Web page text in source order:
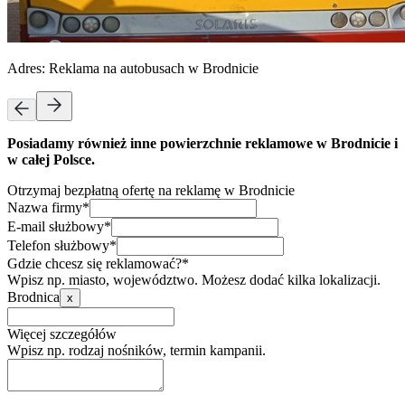
Adres: Reklama na autobusach w Brodnicie
Posiadamy również inne powierzchnie reklamowe w Brodnicie i
w całej Polsce.
Otrzymaj bezpłatną ofertę na reklamę w Brodnicie
Nazwa firmy*
E-mail służbowy*
Telefon służbowy*
Gdzie chcesz się reklamować?*
Wpisz np. miasto, województwo. Możesz dodać kilka lokalizacji.
Brodnica x
Więcej szczegółów
Wpisz np. rodzaj nośników, termin kampanii.